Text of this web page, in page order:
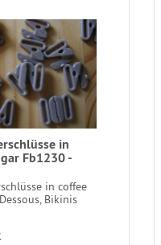
in
Fb1230 -
in coffee
Bikinis